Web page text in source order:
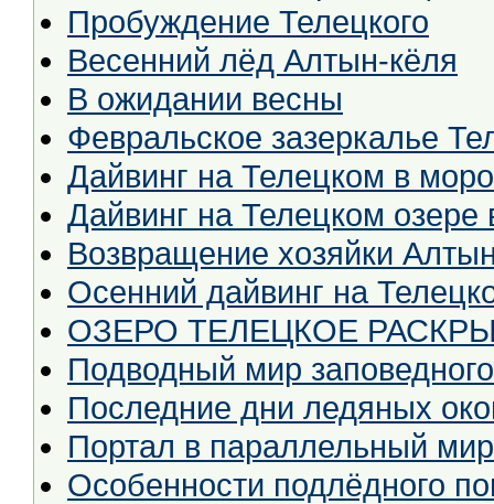
Пробуждение Телецкого
Весенний лёд Алтын-кёля
В ожидании весны
Февральское зазеркалье
Дайвинг на Телецком в
Дайвинг на Телецком озере
Возвращение хозяйки
Осенний дайвинг на
ОЗЕРО ТЕЛЕЦКОЕ
Подводный мир
Последние дни ледяных
Портал в параллельный
Особенности подлёдного